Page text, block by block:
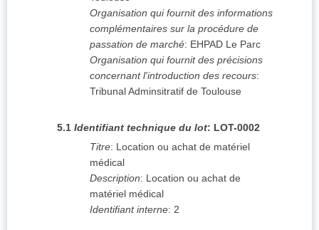
Organisation qui fournit des informations
complémentaires sur la procédure de
passation de marché: EHPAD Le Parc
Organisation qui fournit des précisions
concernant l'introduction des recours:
Tribunal Adminsitratif de Toulouse
5.1 Identifiant technique du lot: LOT-0002
Titre: Location ou achat de matériel
médical
Description: Location ou achat de
matériel médical
Identifiant interne: 2